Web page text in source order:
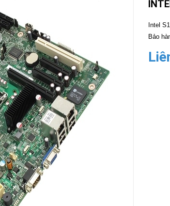
ĐỘNG
Camera
Camera
Intel
Bảo